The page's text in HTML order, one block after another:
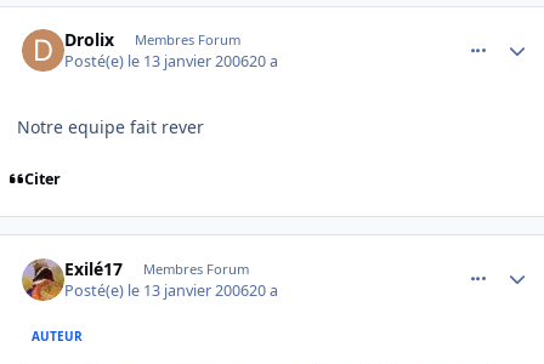
Drolix Membres Forum
Posté(e) le 13 janvier 200620 a
Notre equipe fait rever
Citer
Exilé17 Membres Forum
Posté(e) le 13 janvier 200620 a
AUTEUR